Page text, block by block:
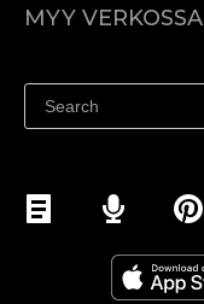
Hinnoittelu
MYY VERKOSSA
Myy Facebookissa
Myy Instagramissa